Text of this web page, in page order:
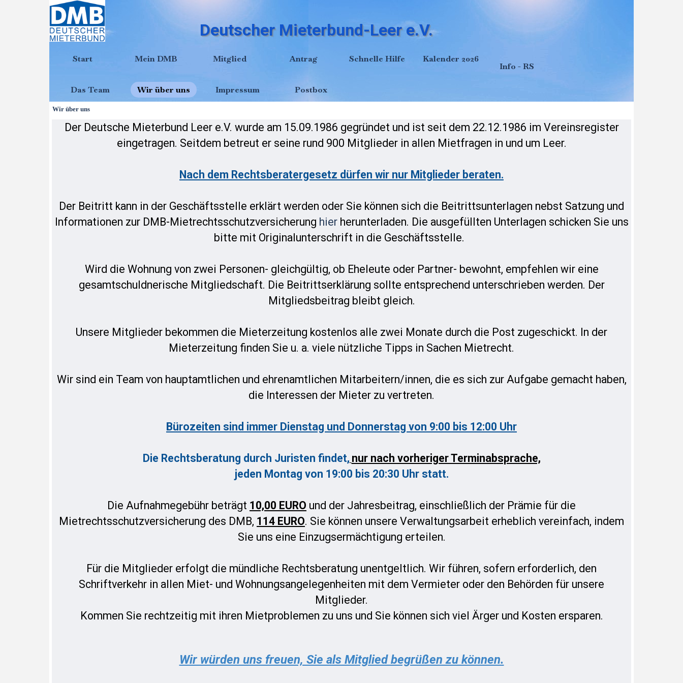
Direkt zum Seiteninhalt
Deutscher Mieterbund-Leer e.V.
Menü überspringen
Start Mein DMB Mitglied Antrag ▼
Schnelle Hilfe ▼
Kalender 2026
Info - RS
Das Team Wir über uns Impressum Postbox
Wir über uns
Der Deutsche Mieterbund Leer e.V. wurde am 15.09.1986 gegründet und ist seit dem 22.12.1986 im Vereinsregister
eingetragen. Seitdem betreut er seine rund 900 Mitglieder in allen Mietfragen in und um Leer.
Nach dem Rechtsberatergesetz dürfen wir nur Mitglieder beraten.
Der Beitritt kann in der Geschäftsstelle erklärt werden oder Sie können sich die Beitrittsunterlagen nebst Satzung und
Informationen zur DMB-Mietrechtsschutzversicherung hierherunterladen. Die ausgefüllten Unterlagen schicken Sie uns
bitte mit Originalunterschrift in die Geschäftsstelle.
Wird die Wohnung von zwei Personen- gleichgültig, ob Eheleute oder Partner- bewohnt, empfehlen wir eine
gesamtschuldnerische Mitgliedschaft. Die Beitrittserklärung sollte entsprechend unterschrieben werden. Der
Mitgliedsbeitrag bleibt gleich.
Unsere Mitglieder bekommen die Mieterzeitung kostenlos alle zwei Monate durch die Post zugeschickt. In der
Mieterzeitung finden Sie u. a. viele nützliche Tipps in Sachen Mietrecht.
Wir sind ein Team von hauptamtlichen und ehrenamtlichen Mitarbeitern/innen, die es sich zur Aufgabe gemacht haben,
die Interessen der Mieter zu vertreten.
Bürozeiten sind immer Dienstag und Donnerstag von 9:00 bis 12:00 Uhr
Die Rechtsberatung durch Juristen findet, nur nach vorheriger Terminabsprache,
jeden Montag von 19:00 bis 20:30 Uhr statt.
Die Aufnahmegebühr beträgt 10,00 EURO und der Jahresbeitrag, einschließlich der Prämie für die
Mietrechtsschutzversicherung des DMB, 114 EURO. Sie können unsere Verwaltungsarbeit erheblich vereinfach, indem
Sie uns eine Einzugsermächtigung erteilen.
Für die Mitglieder erfolgt die mündliche Rechtsberatung unentgeltlich. Wir führen, sofern erforderlich, den
Schriftverkehr in allen Miet- und Wohnungsangelegenheiten mit dem Vermieter oder den Behörden für unsere
Mitglieder.
Kommen Sie rechtzeitig mit ihren Mietproblemen zu uns und Sie können sich viel Ärger und Kosten ersparen.
Wir würden uns freuen, Sie als Mitglied begrüßen zu können.